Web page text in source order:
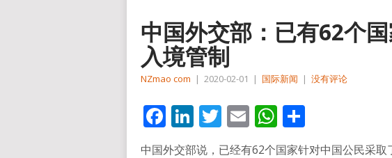
中国外交部：已有62个
入境管制
NZmao com | 2020-02-01 | 国际新闻 | 没有评论
Facebook
LinkedIn
Twitter
EmailWhatsApp
享
中国外交部说，已经有62个国家针对中国公民采